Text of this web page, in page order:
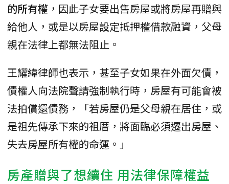
的所有權 ，因此子女要出售房屋或將房屋再贈與
給他人，或是以房屋設定抵押權借款融資，父母
親在法律上都無法阻止。
王耀緯律師也表示，甚至子女如果在外面欠債，
債權人向法院聲請強制執行時，房屋有可能會被
法拍償還債務，「若房屋仍是父母親在居住，或
是祖先傳承下來的祖厝，將面臨必須遷出房屋、
失去房屋所有權的命運。」
房產贈與了想續住 用法律保障權益